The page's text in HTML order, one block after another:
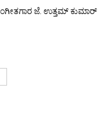
ಜೆ. ಉತ್ತಮ್ ಕುಮಾರ್